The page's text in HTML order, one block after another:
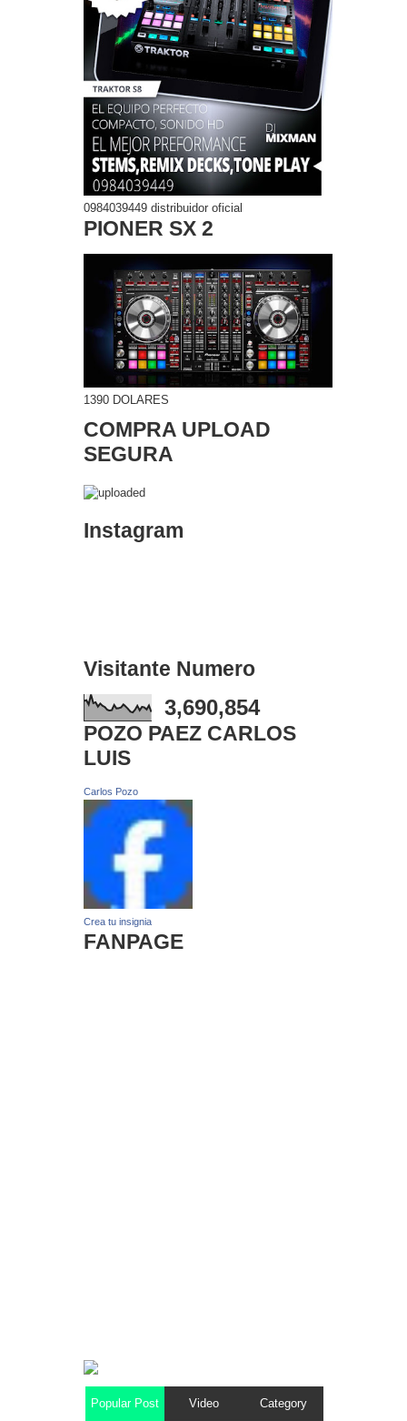
0984039449 distribuidor oficial
PIONER SX 2
1390 DOLARES
COMPRA UPLOAD
SEGURA
Instagram
Visitante Numero
3,690,854
POZO PAEZ CARLOS
LUIS
Carlos Pozo
Crea tu insignia
FANPAGE
Popular Post Video Category